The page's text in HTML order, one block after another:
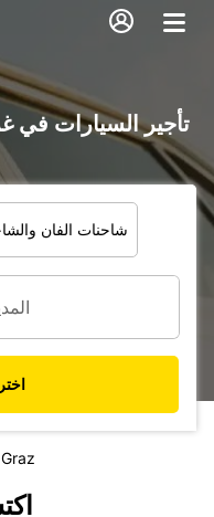
تأجير السيارات في
شاحنات الفان
Graz